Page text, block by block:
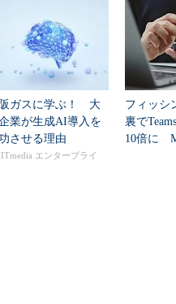
ガスに学ぶ！ 大
業が生成AI導入を
させる理由
エンタープライ
フィッシ
裏で
10倍に